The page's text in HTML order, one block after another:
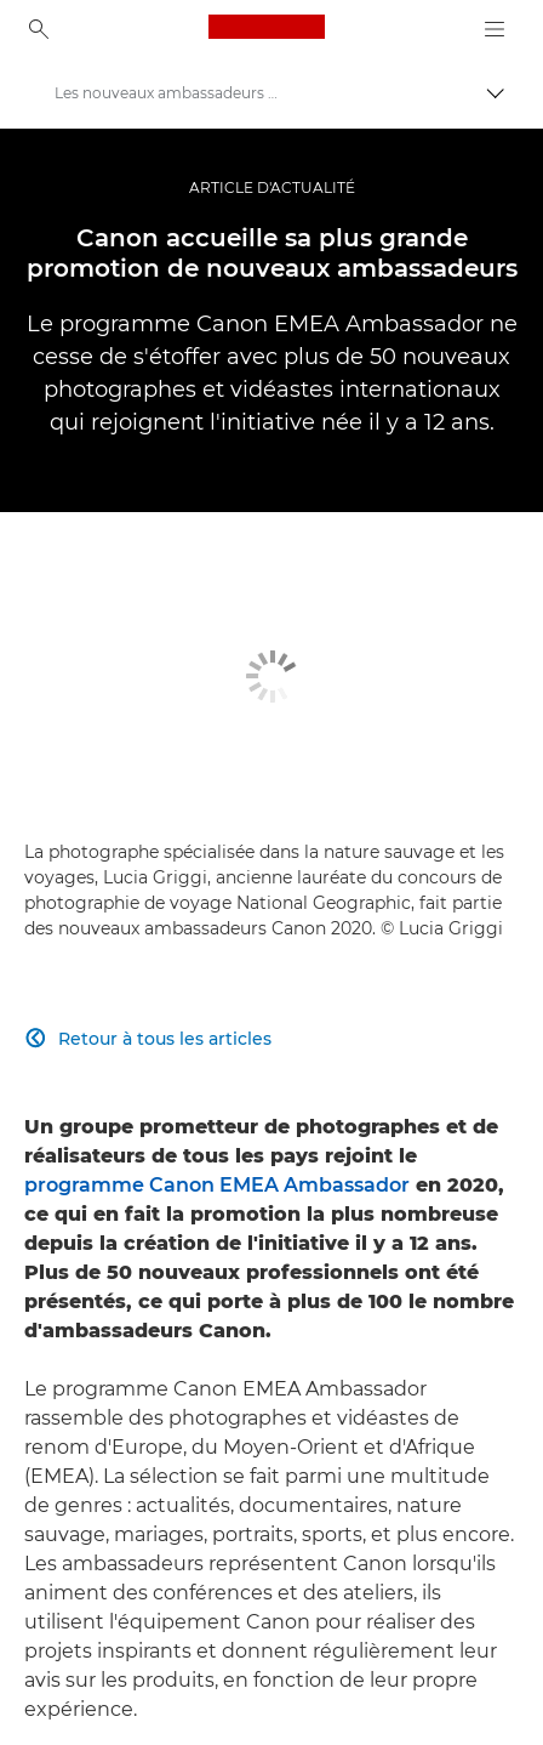
Canon Logo, back to
Vidéo et photographie professionnelles
Actualités
Les nouveaux ambassadeurs Canon 2020
ARTICLE D'ACTUALITÉ
Canon accueille sa plus grande
promotion de nouveaux ambassadeurs
Le programme Canon EMEA Ambassador ne
cesse de s'étoffer avec plus de 50 nouveaux
photographes et vidéastes internationaux
qui rejoignent l'initiative née il y a 12 ans.
La photographe spécialisée dans la nature sauvage et les
voyages, Lucia Griggi, ancienne lauréate du concours de
photographie de voyage National Geographic, fait partie
des nouveaux ambassadeurs Canon 2020. © Lucia Griggi
Retour à tous les articles

Un groupe prometteur de photographes et de
réalisateurs de tous les pays rejoint le
programme Canon EMEA Ambassador en 2020,
ce qui en fait la promotion la plus nombreuse
depuis la création de l'initiative il y a 12 ans.
Plus de 50 nouveaux professionnels ont été
présentés, ce qui porte à plus de 100 le nombre
d'ambassadeurs Canon.
Le programme Canon EMEA Ambassador
rassemble des photographes et vidéastes de
renom d'Europe, du Moyen-Orient et d'Afrique
(EMEA). La sélection se fait parmi une multitude
de genres : actualités, documentaires, nature
sauvage, mariages, portraits, sports, et plus encore.
Les ambassadeurs représentent Canon lorsqu'ils
animent des conférences et des ateliers, ils
utilisent l'équipement Canon pour réaliser des
projets inspirants et donnent régulièrement leur
avis sur les produits, en fonction de leur propre
expérience.